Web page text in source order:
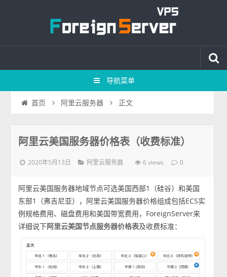
导航菜单
首页 阿里云服务器 正文
阿里云美国服务器价格表（收费标准）
2020年5月13日 阿里云服务器 6 views 0
阿里云美国服务器地域节点可选美国西部1（硅谷）和美国
东部1（弗吉尼亚），阿里云美国服务器价格组成包括ECS实
例规格费用、磁盘费用和美国带宽费用，ForeignServer来
详细说下阿里云美国节点服务器价格表及收费标准：